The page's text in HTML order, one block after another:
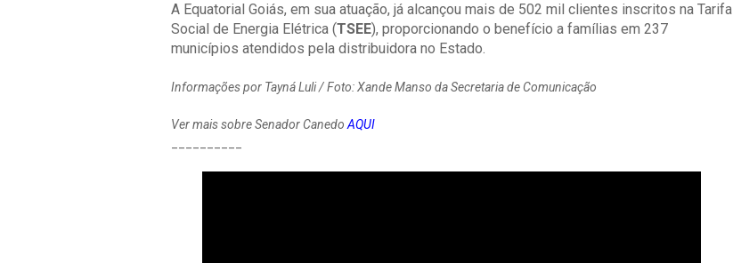
A Equatorial Goiás, em sua atuação, já alcançou mais de 502 mil clientes inscritos na Tarifa
Social de Energia Elétrica (TSEE), proporcionando o benefício a famílias em 237
municípios atendidos pela distribuidora no Estado.
Informações por Tayná Luli / Foto: Xande Manso daSecretaria de Comunicação
Ver mais sobre Senador Canedo AQUI